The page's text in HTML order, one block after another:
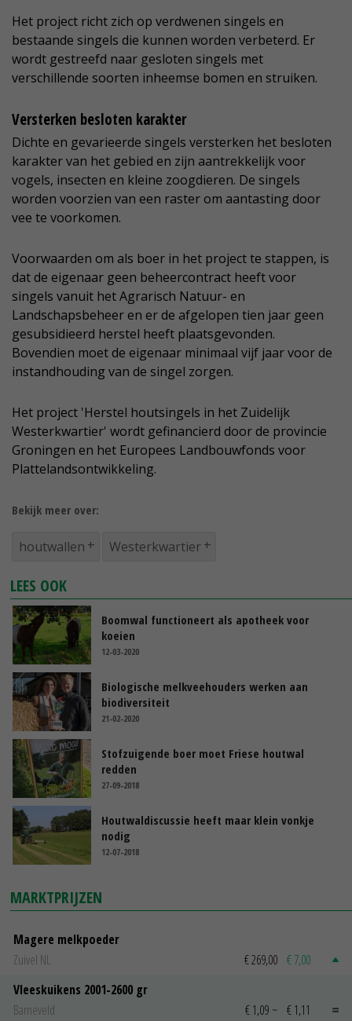
Het project richt zich op verdwenen singels en
bestaande singels die kunnen worden verbeterd. Er
wordt gestreefd naar gesloten singels met
verschillende soorten inheemse bomen en struiken.
Versterken besloten karakter
Dichte en gevarieerde singels versterken het besloten
karakter van het gebied en zijn aantrekkelijk voor
vogels, insecten en kleine zoogdieren. De singels
worden voorzien van een raster om aantasting door
vee te voorkomen.
Voorwaarden om als boer in het project te stappen, is
dat de eigenaar geen beheercontract heeft voor
singels vanuit het Agrarisch Natuur- en
Landschapsbeheer en er de afgelopen tien jaar geen
gesubsidieerd herstel heeft plaatsgevonden.
Bovendien moet de eigenaar minimaal vijf jaar voor de
instandhouding van de singel zorgen.
Het project 'Herstel houtsingels in het Zuidelijk
Westerkwartier' wordt gefinancierd door de provincie
Groningen en het Europees Landbouwfonds voor
Plattelandsontwikkeling.
Bekijk meer over:
houtwallen Westerkwartier
LEES OOK
Boomwal functioneert als apotheek voor
koeien
12-03-2020
Biologische melkveehouders werken aan
biodiversiteit
21-02-2020
Stofzuigende boer moet Friese houtwal
redden
27-09-2018
Houtwaldiscussie heeft maar klein vonkje
nodig
12-07-2018
MARKTPRIJZEN
Magere melkpoeder
Zuivel NL
€ 269,00 € 7,00
Vleeskuikens 2001-2600 gr
Barneveld
€ 1,09 ~ € 1,11